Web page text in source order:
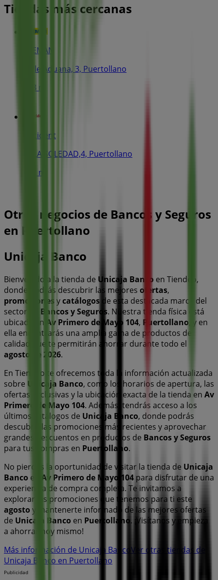
Tiendas más cercanas
ZEEMAN
Calle Aduana, 3, Puertollano
178 m
Occident
C/ LA SOLEDAD,4, Puertollano
183 m
Otros negocios de Bancos y Seguros
en Puertollano
Unicaja Banco
Bienvenido a la tienda de Unicaja Banco en Tiendeo,
donde podrás descubrir las mejores ofertas,
promociones ycatálogos de esta destacada marca del
sector de Bancos y Seguros. Nuestra tienda física está
ubicada en Av Primero de Mayo 104, Puertollano , y en
ella encontrarás una amplia gama de productos de
calidad que te permitirán ahorrar durante todo el
agosto de 2026.
En Tiendeo te ofrecemos toda la información actualizada
sobre Unicaja Banco, como los horarios de apertura, las
ofertas exclusivas y la ubicación exacta de la tienda en Av
Primero de Mayo 104. Además, tendrás acceso a los
últimos catálogos de Unicaja Banco, donde podrás
descubrir las promociones más recientes y aprovechar
grandes descuentos en productos de Bancos y Seguros
para tus compras en Puertollano.
No pierdas la oportunidad de visitar la tienda de Unicaja
Banco en Av Primero de Mayo 104 para disfrutar de una
experiencia de compra completa. Te invitamos a
explorar las promociones que tenemos para ti este
agosto y mantenerte informado de las mejores ofertas
de Unicaja Banco en Puertollano. ¡Visítanos y empieza
a ahorrar hoy mismo!
Más información de Unicaja Banco Ver otras tiendas de
Unicaja Banco en Puertollano
Publicidad